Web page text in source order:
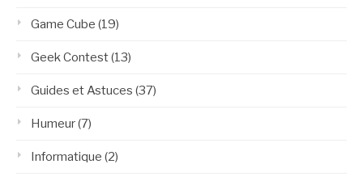
Game Cube (19)
Geek Contest(13)
Guides et Astuces (37)
Humeur(7)
Informatique (2)